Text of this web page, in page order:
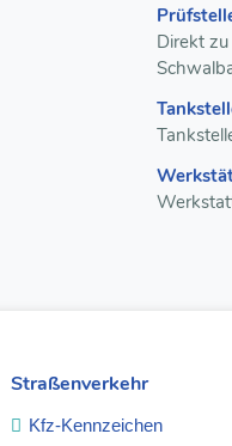
Direkt zu
Straßenverkehr
Kfz-Kennzeichen